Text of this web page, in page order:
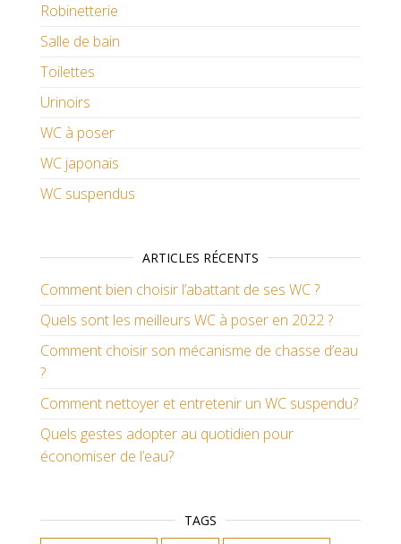
Robinetterie
Salle de bain
Toilettes
Urinoirs
WC à poser
WC japonais
WC suspendus
ARTICLES RÉCENTS
Comment bien choisir l’abattant de ses WC ?
Quels sont les meilleurs WC à poser en 2022 ?
Comment choisir son mécanisme de chasse d’eau
?
Comment nettoyer et entretenir un WC suspendu?
Quels gestes adopter au quotidien pour
économiser de l’eau?
TAGS